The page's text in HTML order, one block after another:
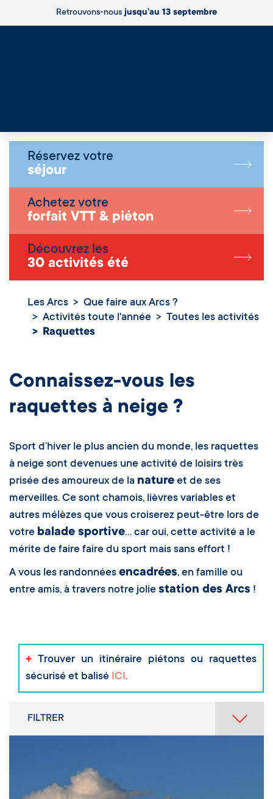
Retrouvons-nousjusqu’au 13 septembre
Réservez votre
séjour
Achetez votre
forfait VTT & piéton
Découvrez les
30 activités été
Les Arcs
Que faire aux Arcs ?
Activités toute l'année
Toutes les activités
Raquettes
Connaissez-vous les
raquettes à neige ?
Sport d’hiver le plus ancien du monde, les raquettes
à neige sont devenues une activité de loisirs très
prisée des amoureux de la nature et de ses
merveilles. Ce sont chamois, lièvres variables et
autres mélèzes que vous croiserez peut-être lors de
votre balade sportive… car oui, cette activité a le
mérite de faire faire du sport mais sans effort !
A vous les randonnées encadrées, en famille ou
entre amis, à travers notre jolie station des Arcs !
+ Trouver un itinéraire piétons ou raquettes
sécurisé et balisé ICI.
FILTRER